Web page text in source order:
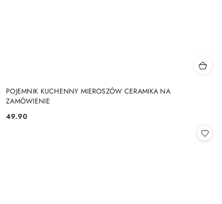
POJEMNIK KUCHENNY MIEROSZÓW CERAMIKA NA
ZAMÓWIENIE
Cena:
49.90